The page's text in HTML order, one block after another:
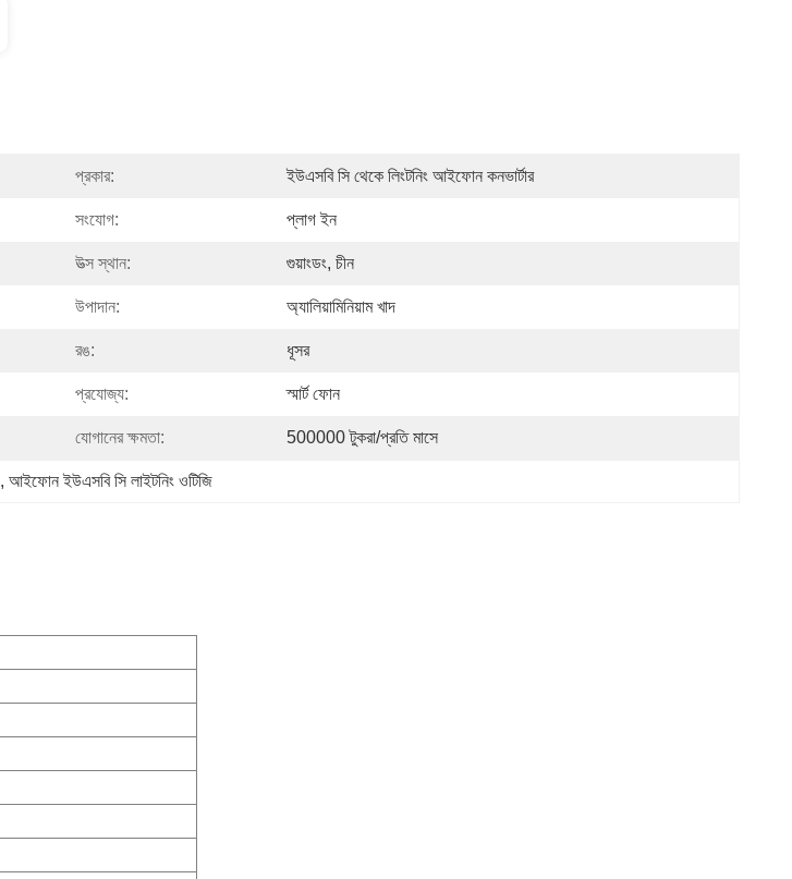
প্রকার: ইউএসবি সি থেকে লিংটনিং আইফোন কনভার্টার
সংযোগ: প্লাগ ইন
উত্স স্থান: গুয়াংডং, চীন
উপাদান: অ্যালিয়ামিনিয়াম খাদ
রঙ: ধূসর
প্রযোজ্য: স্মার্ট ফোন
যোগানের ক্ষমতা: 500000 টুকরা/প্রতি মাসে
, আইফোন ইউএসবি সি লাইটনিং ওটিজি